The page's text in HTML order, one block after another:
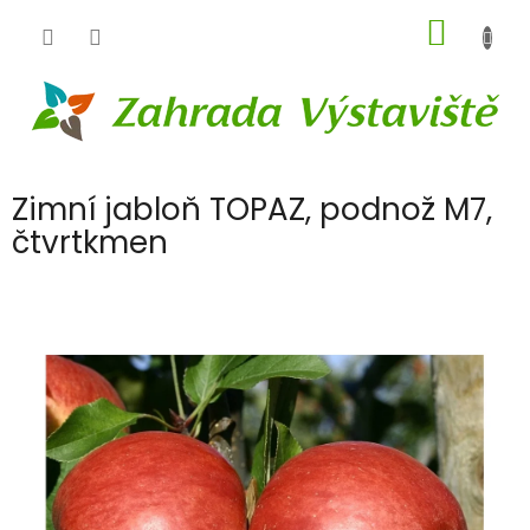
KOŠÍK
Zimní jabloň TOPAZ, podnož M7,
čtvrtkmen